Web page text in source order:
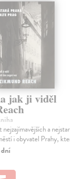
jak ji viděl
a
i obyvatel Prahy,